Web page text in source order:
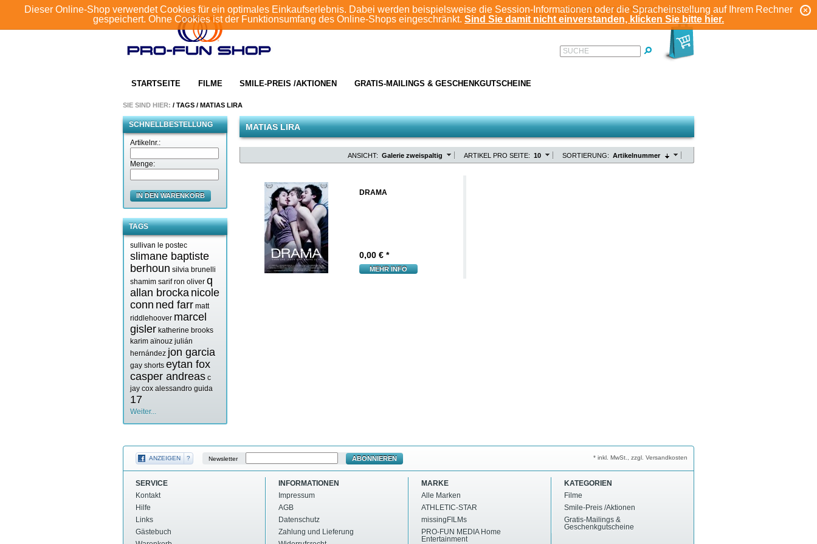
Dieser Online-Shop verwendet Cookies für ein optimales Einkaufserlebnis. Dabei werden beispielsweise die Session-Informationen oder die Spracheinstellung auf Ihrem Rechner
gespeichert. Ohne Cookies ist der Funktionsumfang des Online-Shops eingeschränkt. Sind Sie damit nicht einverstanden, klicken Sie bitte hier.
KONTO
ANMELDEN REGISTRIEREN
STARTSEITE FILME SMILE-PREIS /AKTIONEN GRATIS-MAILINGS & GESCHENKGUTSCHEINE
SUCHE
SIE SIND HIER: / TAGS / MATIAS LIRA
SCHNELLBESTELLUNG
Artikelnr.:
Menge:
IN DEN WARENKORB
TAGS
sullivan le postec
slimane baptiste
berhoun silvia brunelli
shamim sarif ron oliver q
allan brocka nicole
conn ned farr matt
riddlehoover marcel
gisler katherine brooks
karim aïnouz julián
hernández jon garcia
gay shorts eytan fox
casper andreas c
jay cox alessandro guida
17
Weiter...
MATIAS LIRA
SORTIERUNG: Artikelnummer
ARTIKEL PRO SEITE: 10
ANSICHT: Galerie zweispaltig
DRAMA
0,00 € *
MEHR INFO
ANZEIGEN ? Newsletter ABONNIEREN * inkl. MwSt., zzgl. Versandkosten
SERVICE
Kontakt
Hilfe
Links
Gästebuch
INFORMATIONEN
Impressum
AGB
Datenschutz
Zahlung und Lieferung
MARKE
Alle Marken
ATHLETIC-STAR
missingFILMs
PRO-FUN MEDIA Home
Entertainment
KATEGORIEN
Filme
Smile-Preis /Aktionen
Gratis-Mailings &
Geschenkgutscheine